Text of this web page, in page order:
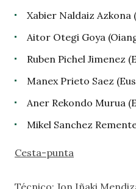
Xabier Naldaiz Azkona
Aitor Otegi Goya
Ruben Pichel Jimenez
Manex Prieto Saez
Aner Rekondo Murua
Mikel Sanchez
Cesta-punta
Técnico: Jon Iñaki